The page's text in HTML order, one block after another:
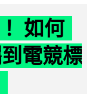
如何
電競標